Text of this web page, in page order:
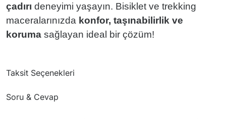
çadırı deneyimi yaşayın. Bisiklet ve trekking
maceralarınızda konfor, taşınabilirlik ve
koruma sağlayan ideal bir çözüm!
Taksit Seçenekleri
Soru & Cevap